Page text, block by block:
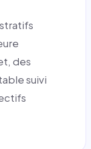
des
suivi